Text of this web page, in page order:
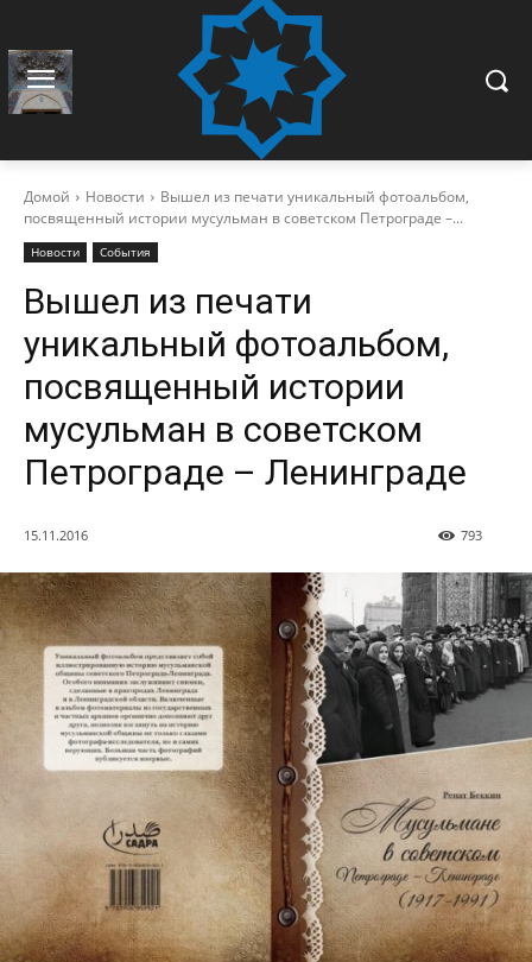
Домой Новости
Вышел из печати уникальный фотоальбом,
посвященный истории мусульман в советском Петрограде –...
Новости События
Вышел из печати
уникальный фотоальбом,
посвященный истории
мусульман в советском
Петрограде – Ленинграде
15.11.2016 793